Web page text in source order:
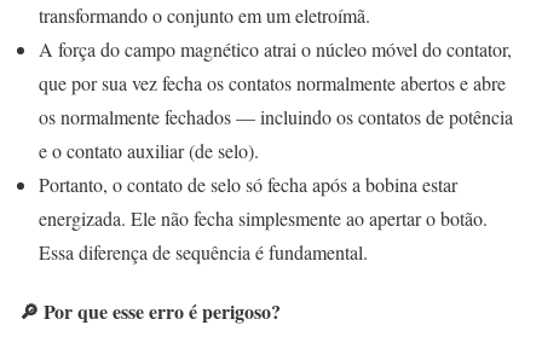
transformando o conjunto em um eletroímã.
A força do campo magnético atrai o núcleo móvel do contator,
que por sua vez fecha os contatos normalmente abertos e abre
os normalmente fechados — incluindo os contatos de potência
e o contato auxiliar (de selo).
Portanto, o contato de selo só fecha após a bobina estar
energizada. Ele não fecha simplesmente ao apertar o botão.
Essa diferença de sequência é fundamental.
🔎 Por que esse erro é perigoso?